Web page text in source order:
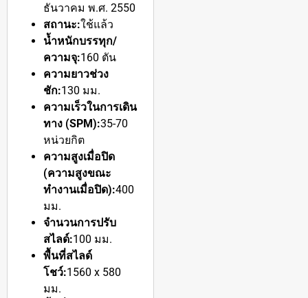
ธันวาคม พ.ศ. 2550
สถานะ:ใช้แล้ว
น้ำหนักบรรทุก/
ความจุ:160 ตัน
ความยาวช่วง
ชัก:130 มม.
ความเร็วในการเดิน
ทาง (SPM):35-70
หน่วยกิต
ความสูงเมื่อปิด
(ความสูงขณะ
ทำงานเมื่อปิด):400
มม.
จำนวนการปรับ
สไลด์:100 มม.
พื้นที่สไลด์
โชว์:1560 x 580
มม.